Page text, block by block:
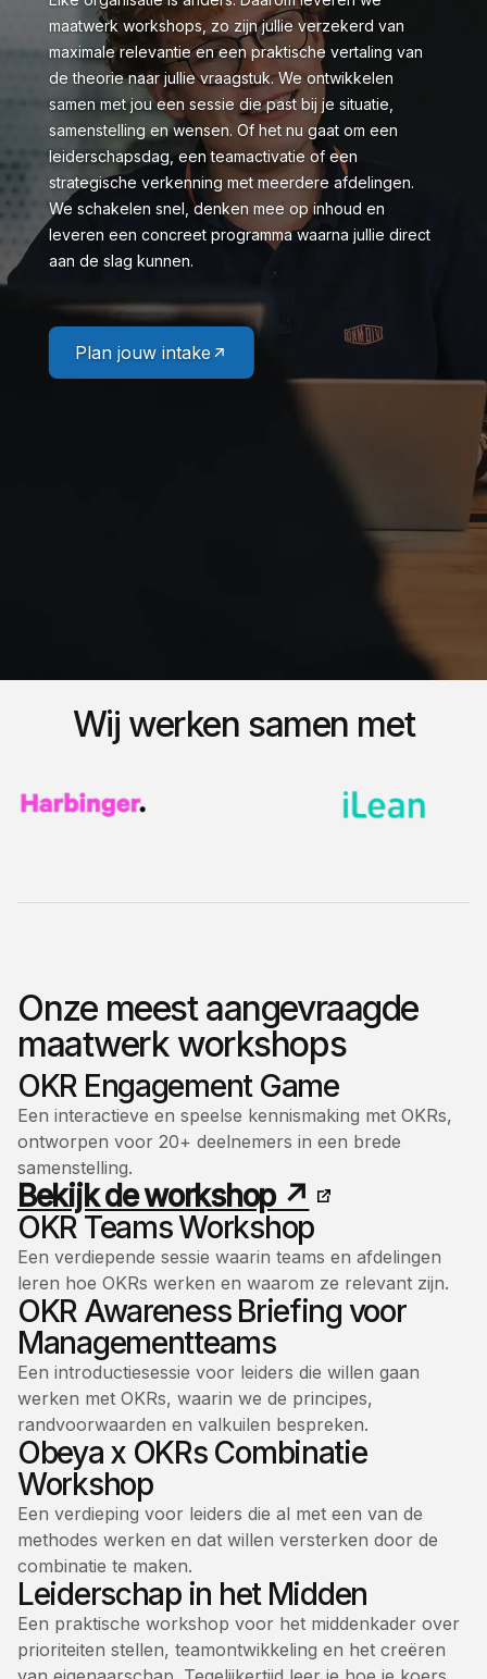
maatwerk workshops, zo zijn jullie verzekerd van
maximale relevantie en een praktische vertaling van
de theorie naar jullie vraagstuk. We ontwikkelen
samen met jou een sessie die past bij je situatie,
samenstelling en wensen. Of het nu gaat om een
leiderschapsdag, een teamactivatie of een
strategische verkenning met meerdere afdelingen.
We schakelen snel, denken mee op inhoud en
leveren een concreet programma waarna jullie direct
aan de slag kunnen.
Plan jouw intake
Wij werken samen met
Onze meest aangevraagde
maatwerk workshops
OKR Engagement Game
Een interactieve en speelse kennismaking met OKRs,
ontworpen voor 20+ deelnemers in een brede
samenstelling.
Bekijk de workshop ↗
OKR Teams Workshop
Een verdiepende sessie waarin teams en afdelingen
leren hoe OKRs werken en waarom ze relevant zijn.
OKR Awareness Briefing voor
Managementteams
Een introductiesessie voor leiders die willen gaan
werken met OKRs, waarin we de principes,
randvoorwaarden en valkuilen bespreken.
Obeya x OKRs Combinatie
Workshop
Een verdieping voor leiders die al met een van de
methodes werken en dat willen versterken door de
combinatie te maken.
Leiderschap in het Midden
Een praktische workshop voor het middenkader over
prioriteiten stellen, teamontwikkeling en het creëren